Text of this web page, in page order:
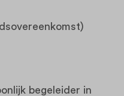
begeleider in